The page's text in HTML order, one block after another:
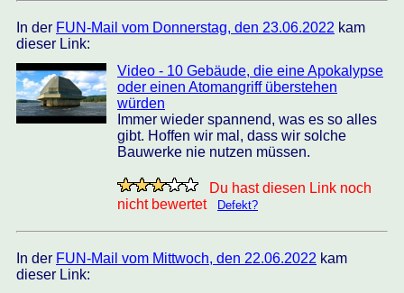
In der FUN-Mail vom Donnerstag, den 23.06.2022 kam
dieser Link:
Video - 10 Gebäude, die eine Apokalypse
oder einen Atomangriff überstehen
würden
Immer wieder spannend, was es so alles
gibt. Hoffen wir mal, dass wir solche
Bauwerke nie nutzen müssen.
Du hast diesen Link noch
nicht bewertet
Defekt?
In der FUN-Mail vom Mittwoch, den 22.06.2022 kam
dieser Link: